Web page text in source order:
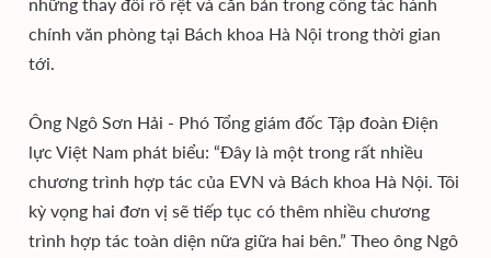
chính văn phòng tại Bách khoa Hà Nội trong thời gian
tới.
Ông Ngô Sơn Hải - Phó Tổng giám đốc Tập đoàn Điện
lực Việt Nam phát biểu: “Đây là một trong rất nhiều
chương trình hợp tác của EVN và Bách khoa Hà Nội. Tôi
kỳ vọng hai đơn vị sẽ tiếp tục có thêm nhiều chương
trình hợp tác toàn diện nữa giữa hai bên.” Theo ông Ngô